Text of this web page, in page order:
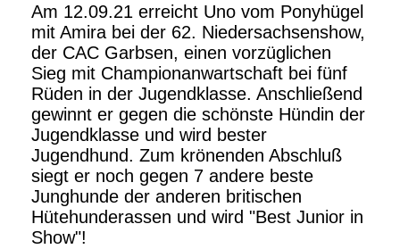
Am 12.09.21 erreicht Uno vom Ponyhügel
mit Amira bei der 62. Niedersachsenshow,
der CAC Garbsen, einen vorzüglichen
Sieg mit Championanwartschaft bei fünf
Rüden in der Jugendklasse. Anschließend
gewinnt er gegen die schönste Hündin der
Jugendklasse und wird bester
Jugendhund. Zum krönenden Abschluß
siegt er noch gegen 7 andere beste
Junghunde der anderen britischen
Hütehunderassen und wird "Best Junior in
Show"!